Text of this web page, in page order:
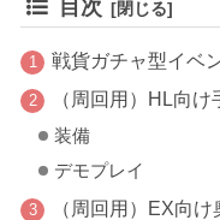
目次
戦貨ガチャ型イベ
（周回用）HL向
装備
デモプレイ
（周回用）EX向